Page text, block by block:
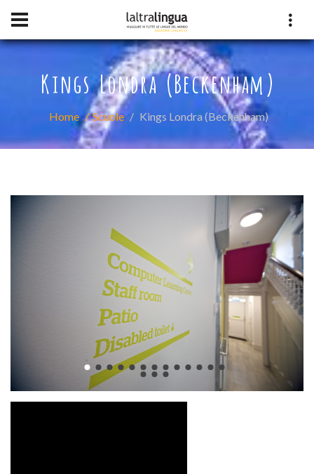
Kings Londra (Beckenham)
Home Scuole Kings Londra (Beckenham)